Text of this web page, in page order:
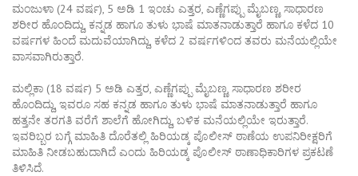
ಮಂಜುಳಾ (24 ವರ್ಷ), 5 ಅಡಿ 1 ಇಂಚು ಎತ್ತರ, ಎಣ್ಣೆಗಪ್ಪು ಮೈಬಣ್ಣ, ಸಾಧಾರಣ
ಶರೀರ ಹೊಂದಿದ್ದು, ಕನ್ನಡ ಹಾಗೂ ತುಳು ಭಾಷೆ ಮಾತನಾಡುತ್ತಾರೆ ಹಾಗೂ ಕಳೆದ 10
ವರ್ಷಗಳ ಹಿಂದೆ ಮದುವೆಯಾಗಿದ್ದು, ಕಳೆದ 2 ವರ್ಷಗಳಿಂದ ತವರು ಮನೆಯಲ್ಲಿಯೇ
ವಾಸವಾಗಿರುತ್ತಾರೆ.
ಮಲ್ಲಿಕಾ (18 ವರ್ಷ) 5 ಅಡಿ ಎತ್ತರ, ಎಣ್ಣೆಗಪ್ಪು ಮೈಬಣ್ಣ, ಸಾಧಾರಣ ಶರೀರ
ಹೊಂದಿದ್ದು, ಇವರೂ ಸಹ ಕನ್ನಡ ಹಾಗೂ ತುಳು ಭಾಷೆ ಮಾತನಾಡುತ್ತಾರೆ ಹಾಗೂ
ಹತ್ತನೇ ತರಗತಿ ವರೆಗೆ ಶಾಲೆಗೆ ಹೋಗಿದ್ದು, ಬಳಿಕ ಮನೆಯಲ್ಲಿಯೇ ಇರುತ್ತಾರೆ.
ಇವರಿಬ್ಬರ ಬಗ್ಗೆ ಮಾಹಿತಿ ದೊರೆತಲ್ಲಿ ಹಿರಿಯಡ್ಕ ಪೊಲೀಸ್ ಠಾಣೆಯ ಉಪನಿರೀಕ್ಷರಿಗೆ
ಮಾಹಿತಿ ನೀಡಬಹುದಾಗಿದೆ ಎಂದು ಹಿರಿಯಡ್ಕ ಪೊಲೀಸ್ ಠಾಣಾಧಿಕಾರಿಗಳ ಪ್ರಕಟಣೆ
ತಿಳಿಸಿದೆ.